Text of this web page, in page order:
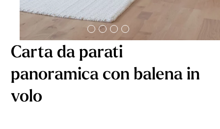
Carta da parati
panoramica con balena in
volo